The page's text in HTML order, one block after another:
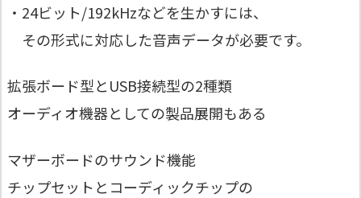
・24ビット/192kHzなどを生かすには、
その形式に対応した音声データが必要です。
拡張ボード型とUSB接続型の2種類
オーディオ機器としての製品展開もある
マザーボードのサウンド機能
チップセットとコーディックチップの